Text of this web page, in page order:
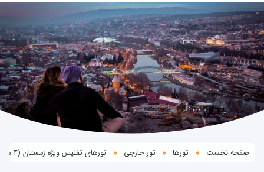
صفحه نخست تورها تور خارجی تورهای تفلیس ویژه زمستان (4 شب و 5 روز)